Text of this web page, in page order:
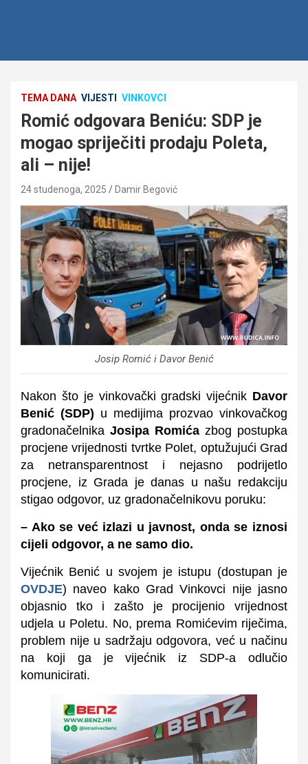
TEMA DANA VIJESTI VINKOVCI
Romić odgovara Beniću: SDP je
mogao spriječiti prodaju Poleta,
ali – nije!
24 studenoga, 2025 Damir Begović
Josip Romić i Davor Benić
Nakon što je vinkovački gradski vijećnik Davor
Benić (SDP) u medijima prozvao vinkovačkog
gradonačelnika Josipa Romića zbog postupka
procjene vrijednosti tvrtke Polet, optužujući Grad
za netransparentnost i nejasno podrijetlo
procjene, iz Grada je danas u našu redakciju
stigao odgovor, uz gradonačelnikovu poruku:
– Ako se već izlazi u javnost, onda se iznosi
cijeli odgovor, a ne samo dio.
Vijećnik Benić u svojem je istupu (dostupan je
OVDJE) naveo kako Grad Vinkovci nije jasno
objasnio tko i zašto je procijenio vrijednost
udjela u Poletu. No, prema Romićevim riječima,
problem nije u sadržaju odgovora, već u načinu
na koji ga je vijećnik iz SDP-a odlučio
komunicirati.